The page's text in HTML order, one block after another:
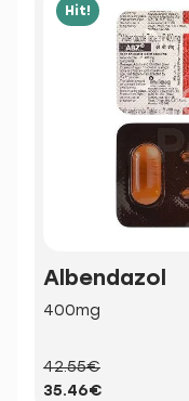
Hit!
Albendazol
400mg
42.55€
35.46€